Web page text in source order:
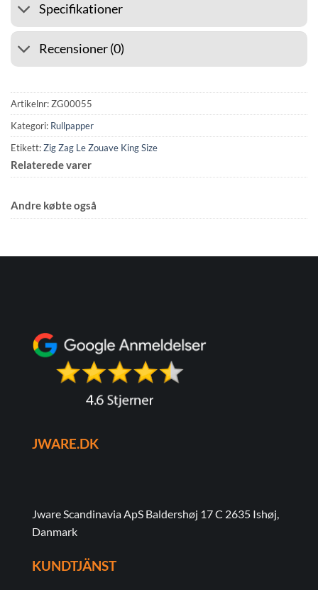
Specifikationer
Recensioner (0)
Artikelnr:ZG00055
Kategori: Rullpapper
Etikett:Zig Zag Le Zouave King Size
Relaterede varer
Andre købte også
JWARE.DK
Jware Scandinavia ApS Baldershøj 17 C 2635 Ishøj,
Danmark
KUNDTJÄNST